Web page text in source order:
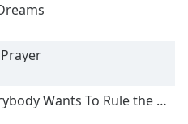
Wants To Rule the World